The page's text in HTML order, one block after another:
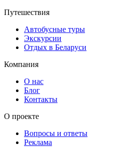
Путешествия
Автобусные туры
Экскурсии
Отдых в Беларуси
Компания
О нас
Блог
Контакты
О проекте
Вопросы и ответы
Реклама